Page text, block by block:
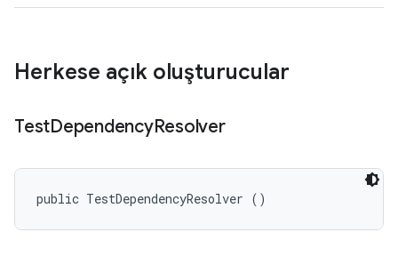
Herkese açık oluşturucular
TestDependencyResolver
public TestDependencyResolver ()